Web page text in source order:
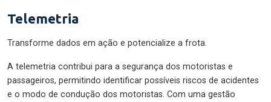
Telemetria
Transforme dados em ação e potencialize a frota.
A telemetria contribui para a segurança dos motoristas e
passageiros, permitindo identificar possíveis riscos de acidentes
e o modo de condução dos motoristas. Com uma gestão